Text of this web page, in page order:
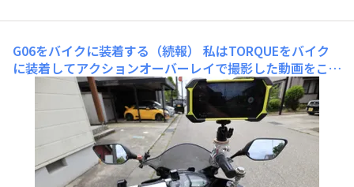
G06をバイクに装着する（続報）
私はTORQUEをバイク
に装着してアクションオーバーレイで撮影した動画をこっ
そりyoutubeに上げたりして内輪で遊んでいるのですが
(笑)、バイクへの装着方法についても日々改良を加えてい
ます。 このアイキャッチ画像は5Gを装着したシステムで
すが、G06にもこのまま流用しています。つまりホル